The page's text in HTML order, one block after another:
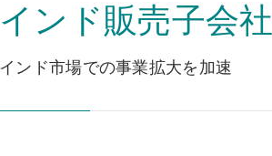
インド販売子会
インド市場での事業拡大を加速